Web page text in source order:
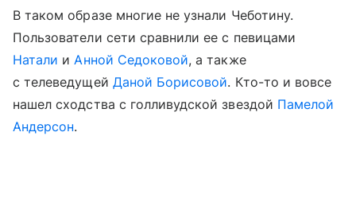
В таком образе многие не узнали Чеботину.
Пользователи сети сравнили ее с певицами
Натали и Анной Седоковой, а также
с телеведущей Даной Борисовой. Кто-то и вовсе
нашел сходства с голливудской звездой Памелой
Андерсон.